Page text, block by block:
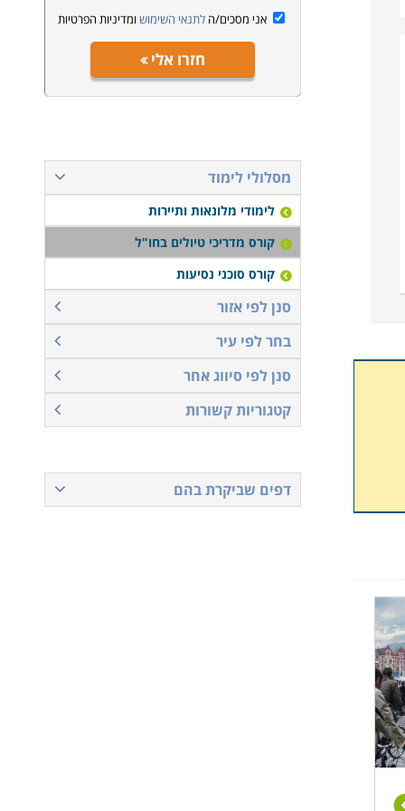
אני מסכים/הלתנאי השימוש ומדיניות הפרטיות
חזרו אלי
מסלולי לימוד
לימודי מלונאות ותיירות
קורס מדריכי טיולים בחו"ל
קורס סוכני נסיעות
סנן לפי אזור
בחר לפי עיר
סנן לפי סיווג אחר
קטגוריות קשורות
דפים שביקרת בהם